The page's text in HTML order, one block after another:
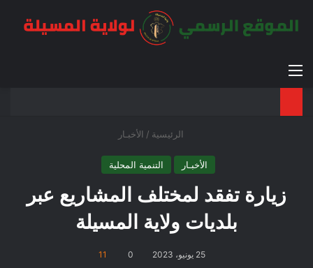
القائمة
الرئيسية / الأخبـار
الأخبـار التنمية المحلية
زيارة تفقد لمختلف المشاريع عبر
بلديات ولاية المسيلة
25 يونيو، 2023 0
11